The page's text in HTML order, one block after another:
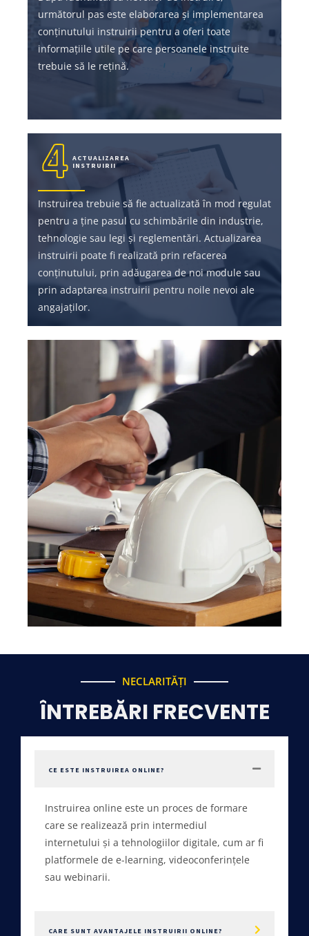
următorul pas este elaborarea și implementarea
conținutului instruirii pentru a oferi toate
informațiile utile pe care persoanele instruite
trebuie să le rețină.
ACTUALIZAREA
INSTRUIRII
Instruirea trebuie să fie actualizată în mod regulat
pentru a ține pasul cu schimbările din industrie,
tehnologie sau legi și reglementări. Actualizarea
instruirii poate fi realizată prin refacerea
conținutului, prin adăugarea de noi module sau
prin adaptarea instruirii pentru noile nevoi ale
angajaților.
NECLARITĂȚI
ÎNTREBĂRI FRECVENTE
CE ESTE INSTRUIREA ONLINE?
Instruirea online este un proces de formare
care se realizează prin intermediul
internetului și a tehnologiilor digitale, cum ar fi
platformele de e-learning, videoconferințele
sau webinarii.
CARE SUNT AVANTAJELE INSTRUIRII ONLINE?